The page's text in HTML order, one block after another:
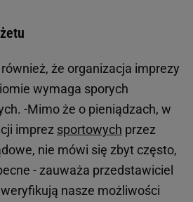
że organizacja imprezy
wymaga sporych
-Mimo że o pieniądzach, w
imprez sportowych przez
nie mówi się zbyt często,
- zauważa przedstawiciel
weryfikują nasze możliwości